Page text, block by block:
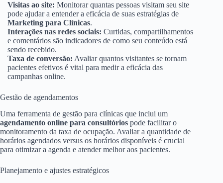
Visitas ao site: Monitorar quantas pessoas visitam seu site
pode ajudar a entender a eficácia de suas estratégias de
Marketing para Clínicas.
Interações nas redes sociais: Curtidas, compartilhamentos
e comentários são indicadores de como seu conteúdo está
sendo recebido.
Taxa de conversão: Avaliar quantos visitantes se tornam
pacientes efetivos é vital para medir a eficácia das
campanhas online.
Gestão de agendamentos
Uma ferramenta de gestão para clínicas que inclui um
agendamento online para consultórios pode facilitar o
monitoramento da taxa de ocupação. Avaliar a quantidade de
horários agendados versus os horários disponíveis é crucial
para otimizar a agenda e atender melhor aos pacientes.
Planejamento e ajustes estratégicos